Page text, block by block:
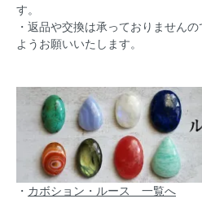
す。
・返品や交換は承っておりません
ようお願いいたします。
・ カボション・ルース 一覧へ